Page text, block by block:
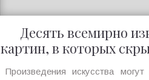
Десять всемирно
картин, в которых
Ирина
Произведения искусства